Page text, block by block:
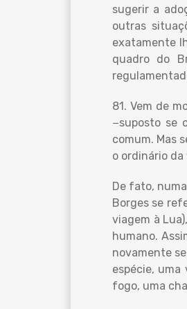
sugerir a
outras
exatamente
quadro do
81. Vem de
−suposto se
comum. Mas
o ordinário da
De fato,
Borges se
viagem à
humano.
novamente
espécie,
fogo, uma